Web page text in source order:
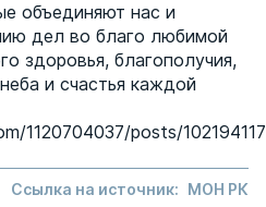
объединяют нас и
дел во благо любимой
здоровья, благополучия,
и счастья каждой
1120704037/posts/
Ссылка на источник: МОН РК